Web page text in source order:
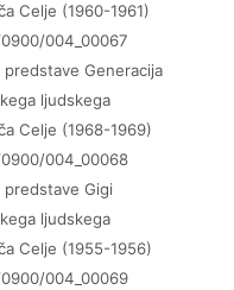
Celje (1960-1961)
0900/004_00067
predstave Generacija
ljudskega
Celje (1968-1969)
0900/004_00068
predstave Gigi
ljudskega
Celje (1955-1956)
0900/004_00069